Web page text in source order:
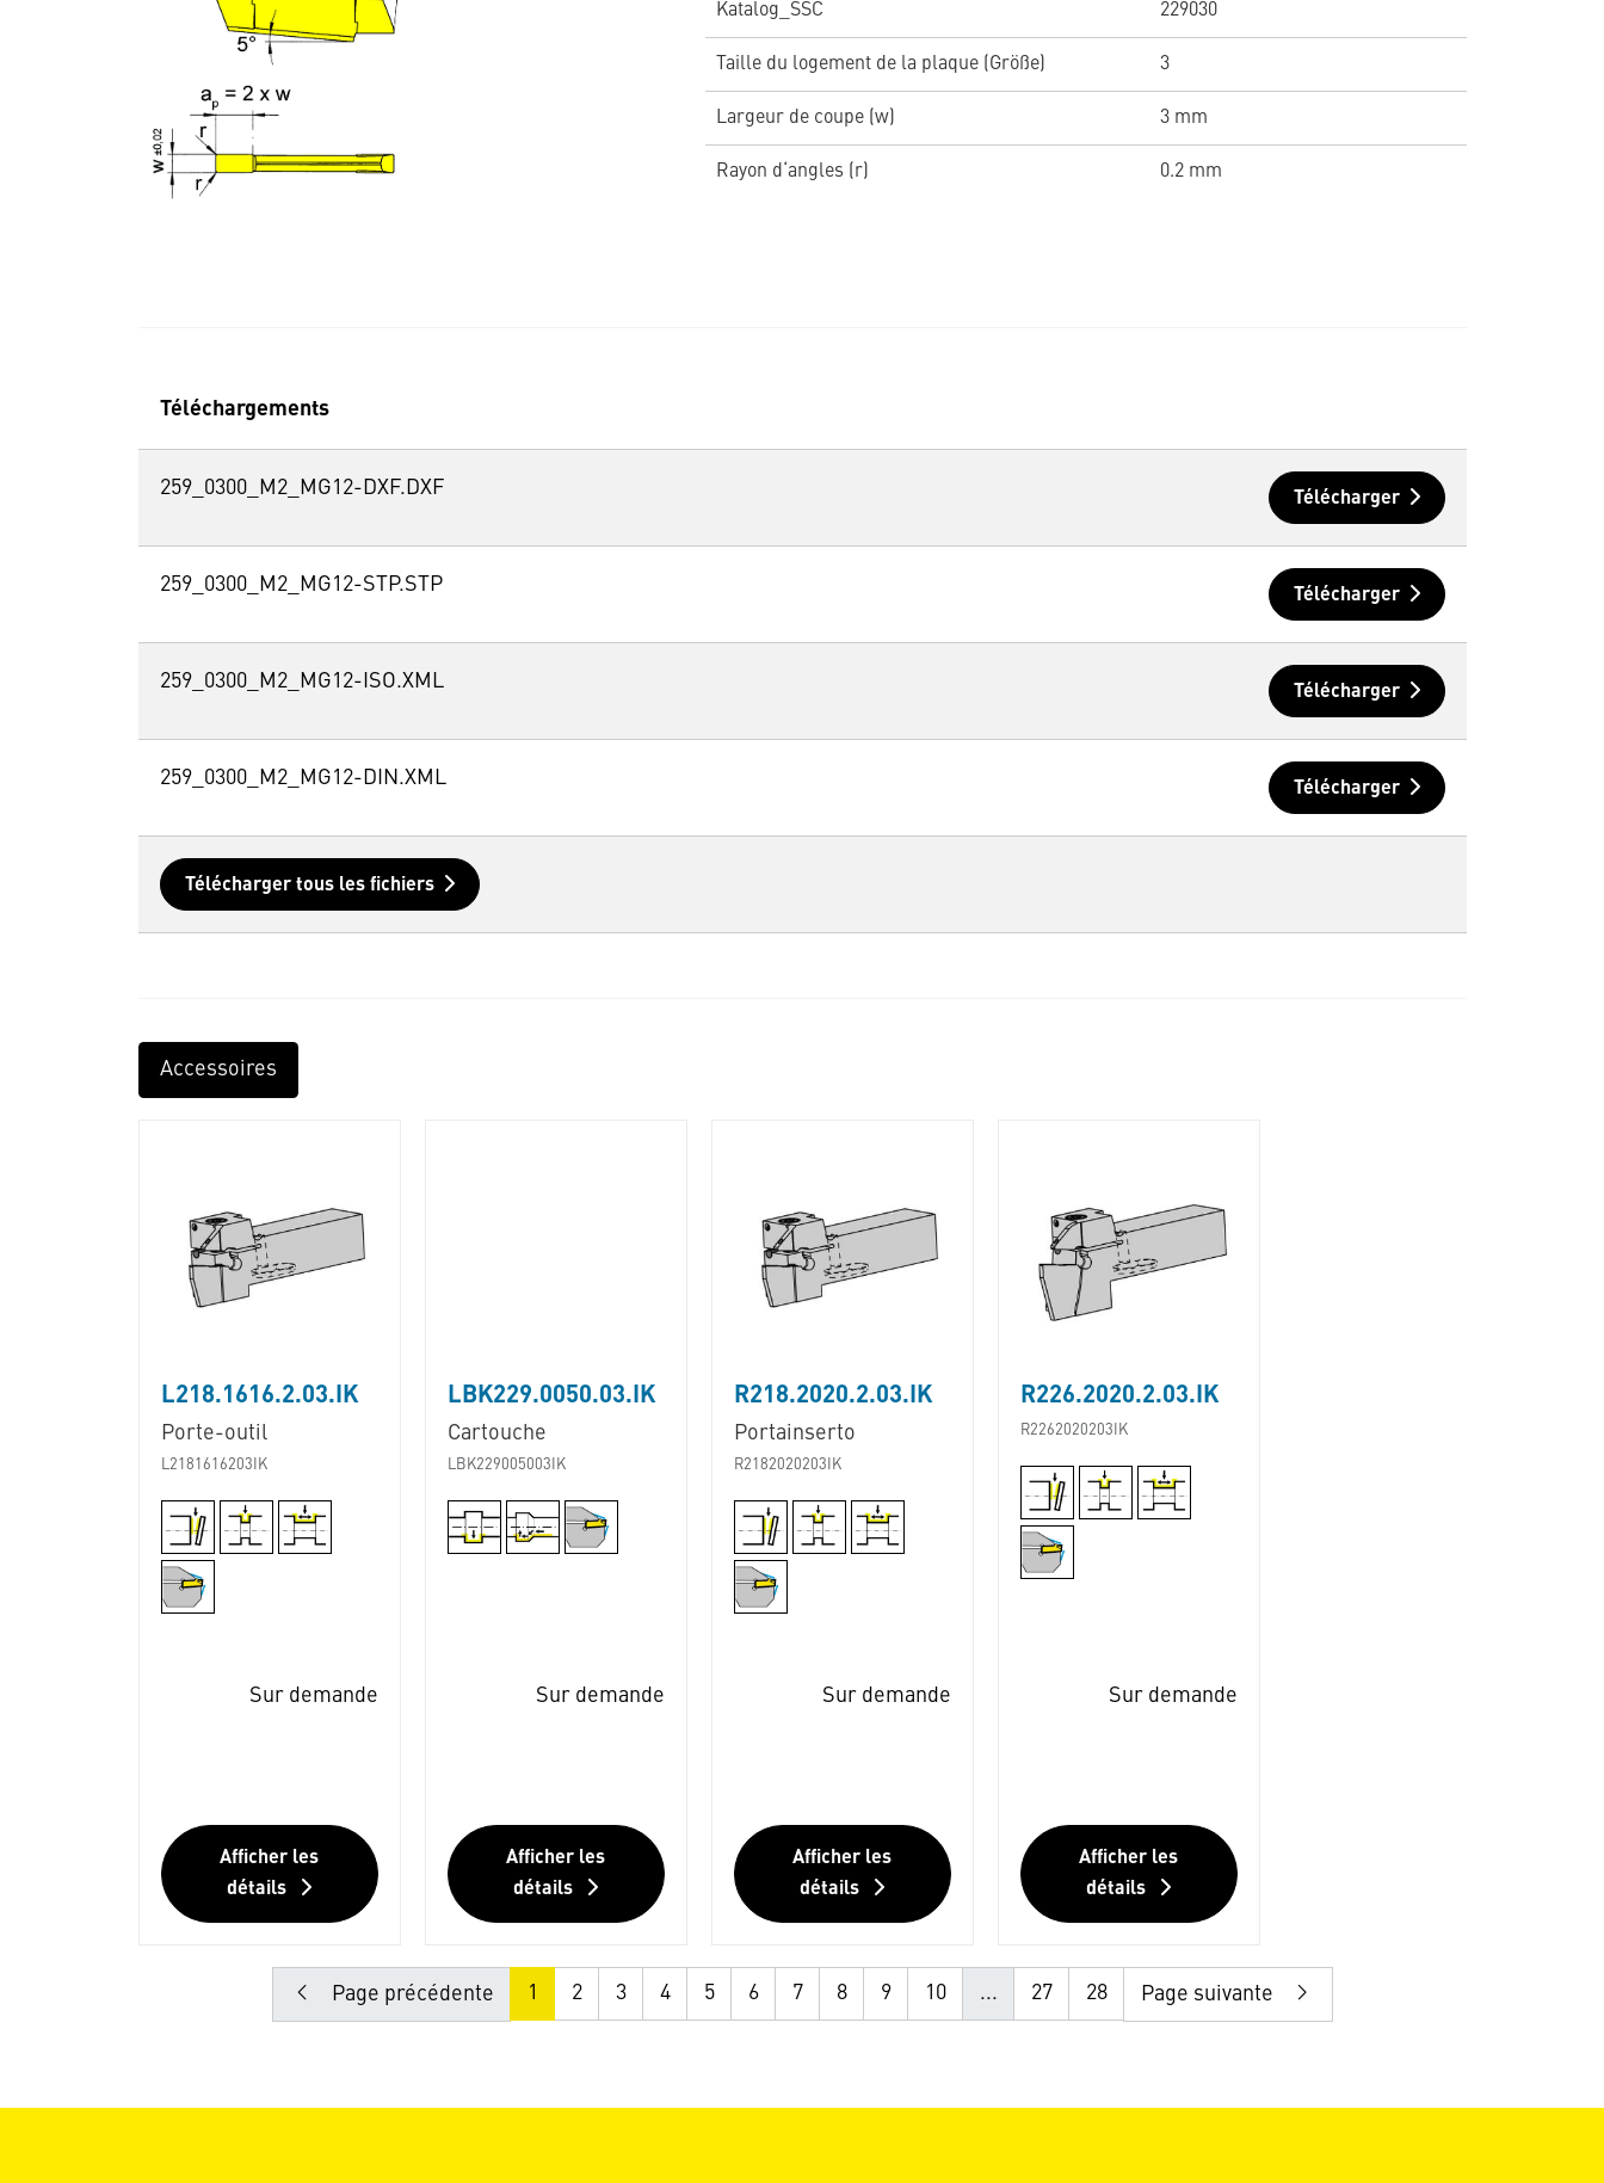
Katalog_SSC 229030
Taille du logement de la plaque (Größe) 3
Largeur de coupe (w) 3 mm
Rayon d‘angles (r) 0.2 mm
Téléchargements
259_0300_M2_MG12-DXF.DXF Télécharger
259_0300_M2_MG12-STP.STP Télécharger
259_0300_M2_MG12-ISO.XML Télécharger
259_0300_M2_MG12-DIN.XML Télécharger
Télécharger tous les fichiers
Accessoires
L218.1616.2.03.IK
Porte-outil
L2181616203IK
Sur demande
Afficher les
détails
LBK229.0050.03.IK
Cartouche
LBK229005003IK
Sur demande
Afficher les
détails
R218.2020.2.03.IK
Portainserto
R2182020203IK
Sur demande
Afficher les
détails
R226.2020.2.03.IK
R2262020203IK
Sur demande
Afficher les
détails
Page précédente 1 2 3 4 5 6 7 8 9 10 ... 27 28 Page suivante